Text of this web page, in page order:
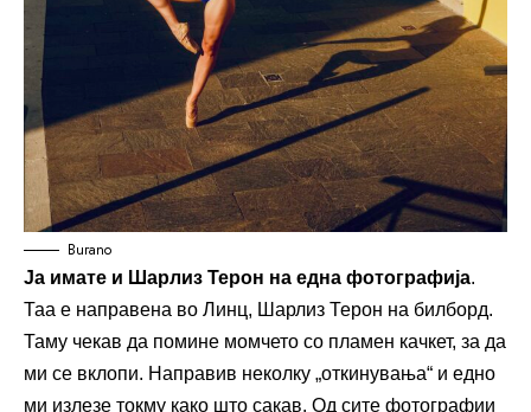
Burano
Ја имате и Шарлиз Терон на една фотографија.
Таа е направена во Линц, Шарлиз Терон на билборд.
Таму чекав да помине момчето со пламен качкет, за да
ми се вклопи. Направив неколку „откинувања“ и едно
ми излезе токму како што сакав. Од сите фотографии